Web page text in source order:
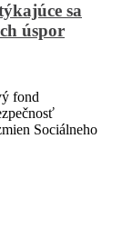
sa
úspor
fond
Sociálneho